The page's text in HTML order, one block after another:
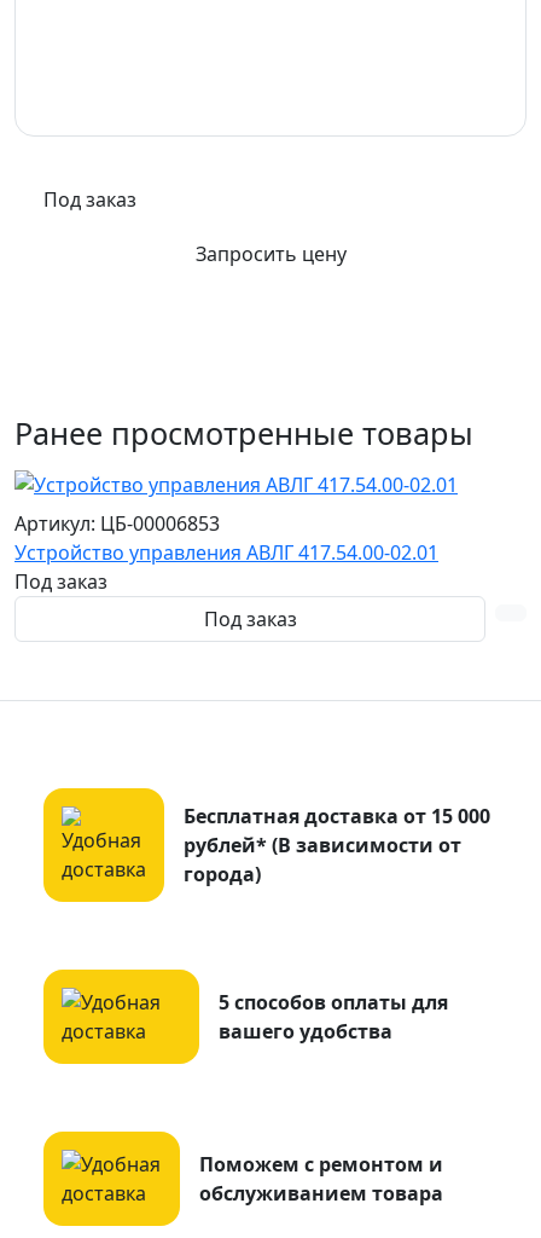
Под заказ
Запросить цену
Ранее просмотренные товары
Артикул: ЦБ-00006853
Устройство управления АВЛГ 417.54.00-02.01
Под заказ
Под заказ
Бесплатная доставка от 15 000
рублей* (В зависимости от
города)
5 способов оплаты для
вашего удобства
Поможем с ремонтом и
обслуживанием товара